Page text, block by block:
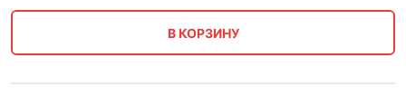
В КОРЗИНУ